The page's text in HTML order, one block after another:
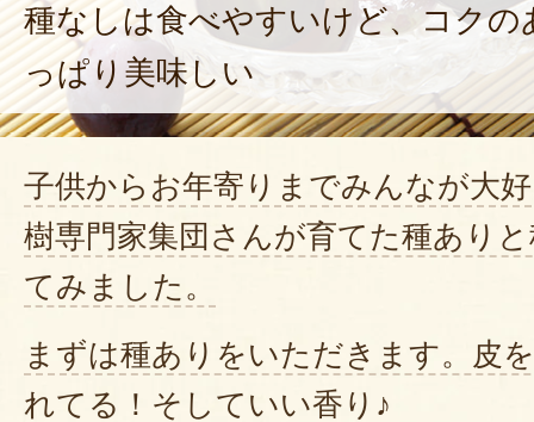
種なしは食べやすいけど、コクの
っぱり美味しい
子供からお年寄りまでみんなが大
樹専門家集団さんが育てた種あり
てみました。
まずは種ありをいただきます。皮
れてる！そしていい香り♪